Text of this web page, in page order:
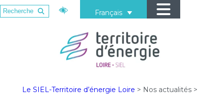
Français
Le SIEL-Territoire d’énergie Loire > Nos actualités>